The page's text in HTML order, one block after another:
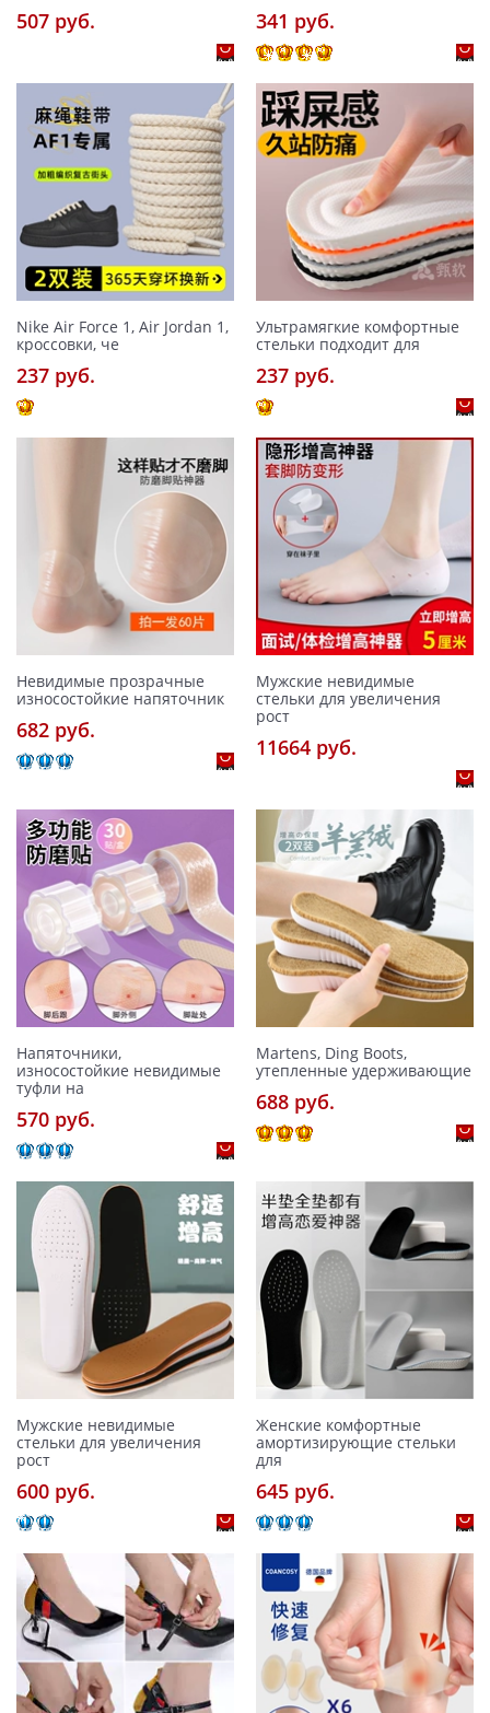
507 pуб. 341 pуб.
Nike Air Force 1, Air Jordan 1,
кроссовки, че
237 pуб.
Ультрамягкие комфортные
стельки подходит для
237 pуб.
Невидимые прозрачные
износостойкие напяточник
682 pуб.
Мужские невидимые
стельки для увеличения
рост
11664 pуб.
Напяточники,
износостойкие невидимые
туфли на
570 pуб.
Martens, Ding Boots,
утепленные удерживающие
688 pуб.
Мужские невидимые
стельки для увеличения
рост
600 pуб.
Женские комфортные
амортизирующие стельки
для
645 pуб.